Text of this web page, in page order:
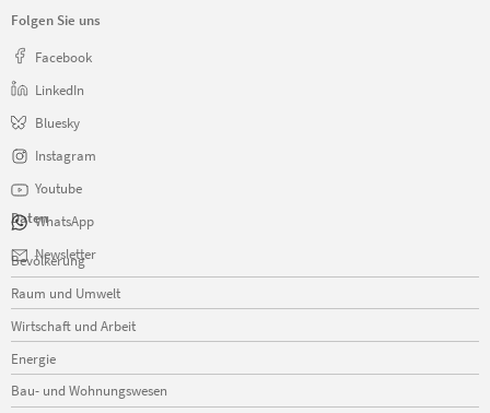
Folgen Sie uns
Facebook
LinkedIn
Bluesky
Instagram
Youtube
WhatsApp
Newsletter
Daten
Navigation
überspringen
Bevölkerung
Raum und Umwelt
Wirtschaft und Arbeit
Energie
Bau- und Wohnungswesen